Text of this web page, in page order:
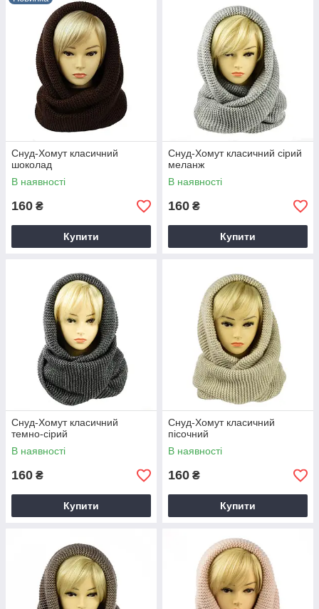
Снуд-Хомут класичний
шоколад
В наявності
160 ₴
Купити
Снуд-Хомут класичний сірий
меланж
В наявності
160 ₴
Купити
Снуд-Хомут класичний
темно-сірий
В наявності
160 ₴
Купити
Снуд-Хомут класичний
пісочний
В наявності
160 ₴
Купити